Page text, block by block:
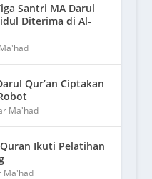
Santri MA Darul
Diterima di Al-
Qur’an Ciptakan
Ma'had
Ikuti Pelatihan
Ma'had